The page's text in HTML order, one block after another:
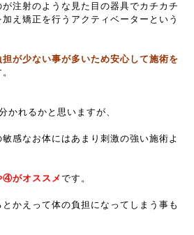
注射のような見た目の器具でカチカチ
え矯正を行うアクティベーターという
担が少ない事が多いため安心して施術を
かれるかと思いますが、
感なお体にはあまり刺激の強い施術よ
がオススメ です。
かえって体の負担になってしまう事も